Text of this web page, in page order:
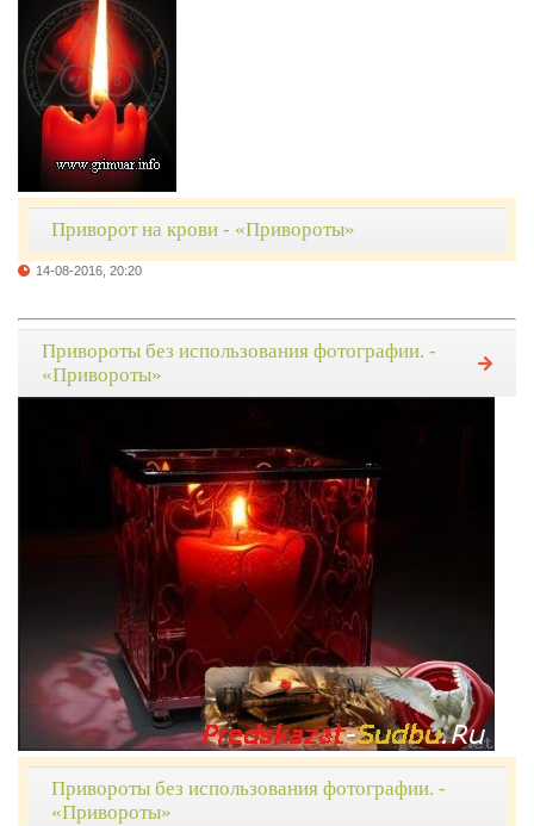
Приворот на крови - «Привороты»
14-08-2016, 20:20
Привороты без использования фотографии. -
«Привороты»
Привороты без использования фотографии. -
«Привороты»